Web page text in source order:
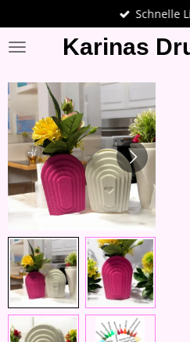
Hauptinhalt
springen
Karinas
Schnelle